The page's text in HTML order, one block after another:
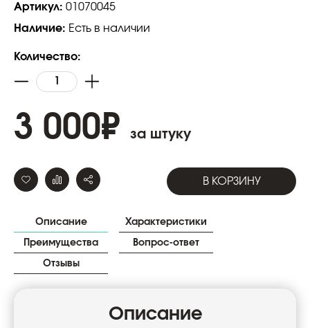
Артикул: 01070045
Наличие: Есть в наличии
Количество:
3 000₽ за штуку
В КОРЗИНУ
Описание Характеристики
Преимущества Вопрос-ответ
Отзывы
Описание